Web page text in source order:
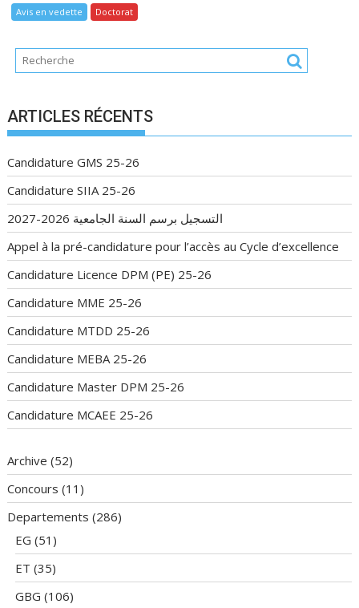
Avis en vedette Doctorat
ARTICLES RÉCENTS
Candidature GMS 25-26
Candidature SIIA 25-26
التسجيل برسم السنة الجامعية 2026-2027
Appel à la pré-candidature pour l’accès au Cycle d’excellence
Candidature Licence DPM (PE) 25-26
Candidature MME 25-26
Candidature MTDD 25-26
Candidature MEBA 25-26
Candidature Master DPM 25-26
Candidature MCAEE 25-26
Archive (52)
Concours (11)
Departements (286)
EG (51)
ET (35)
GBG (106)